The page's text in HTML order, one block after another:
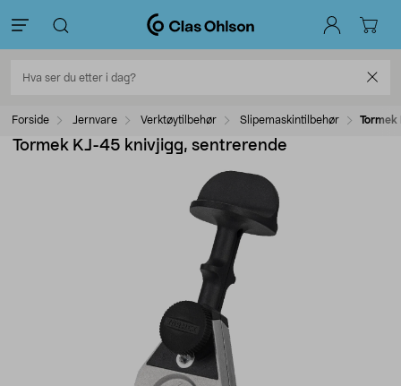
Forside Jernvare Verktøytilbehør Slipemaskintilbehør
Tormek KJ-45 knivjigg, sentrerende